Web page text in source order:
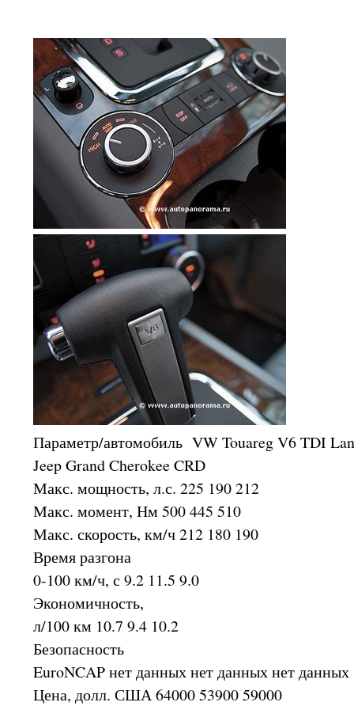
Параметр/автомобиль VW Touareg V6 TDI
Jeep Grand Cherokee CRD
Макс. мощность, л.с. 225 190 212
Макс. момент, Нм 500 445 510
Макс. скорость, км/ч 212 180 190
Время разгона
0-100 км/ч, с 9.2 11.5 9.0
Экономичность,
л/100 км 10.7 9.4 10.2
Безопасность
EuroNCAP нет данных нет данных нет данных
Цена, долл. США 64000 53900 59000